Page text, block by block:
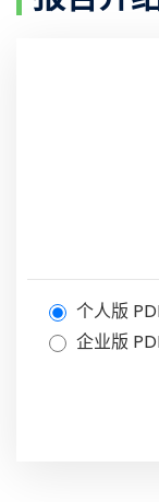
个人版
企业版